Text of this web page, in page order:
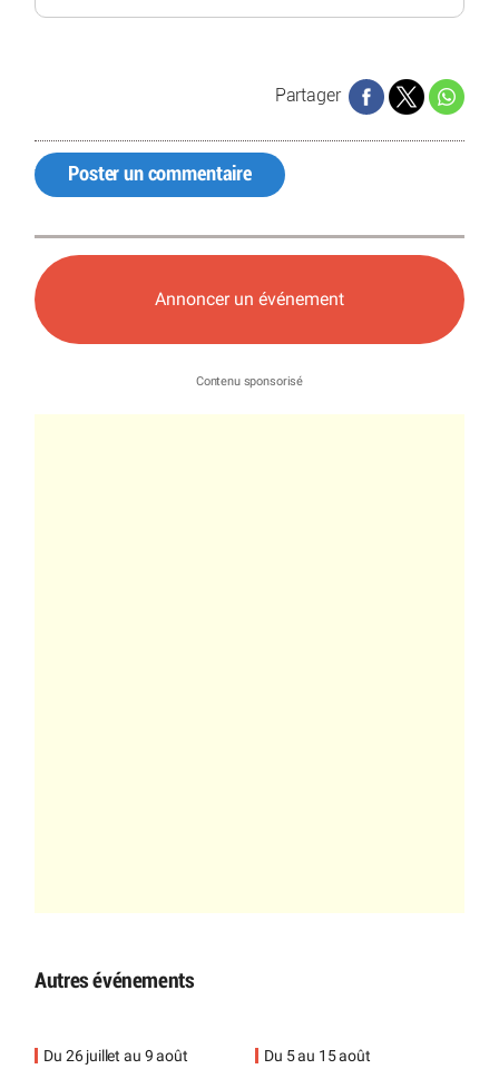
Partager
Poster un commentaire
Annoncer un événement
Autres événements
Du 26 juillet au 9 août Du 5 au 15 août